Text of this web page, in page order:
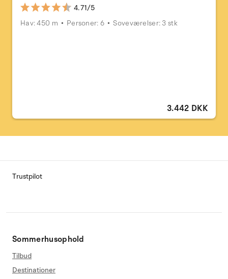
4.71/5
Hav: 450 m
Personer: 6 Soveværelser: 3 stk
3.442 DKK
Trustpilot
Sommerhusophold
Tilbud
Destinationer